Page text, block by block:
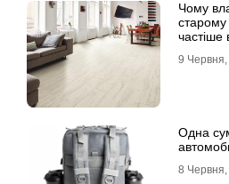
Чому
частіше
9 Червня,
Одна
8 Червня,